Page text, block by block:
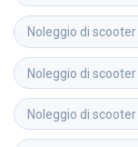
Noleggio di scooter
Noleggio di scooter
Noleggio di scooter